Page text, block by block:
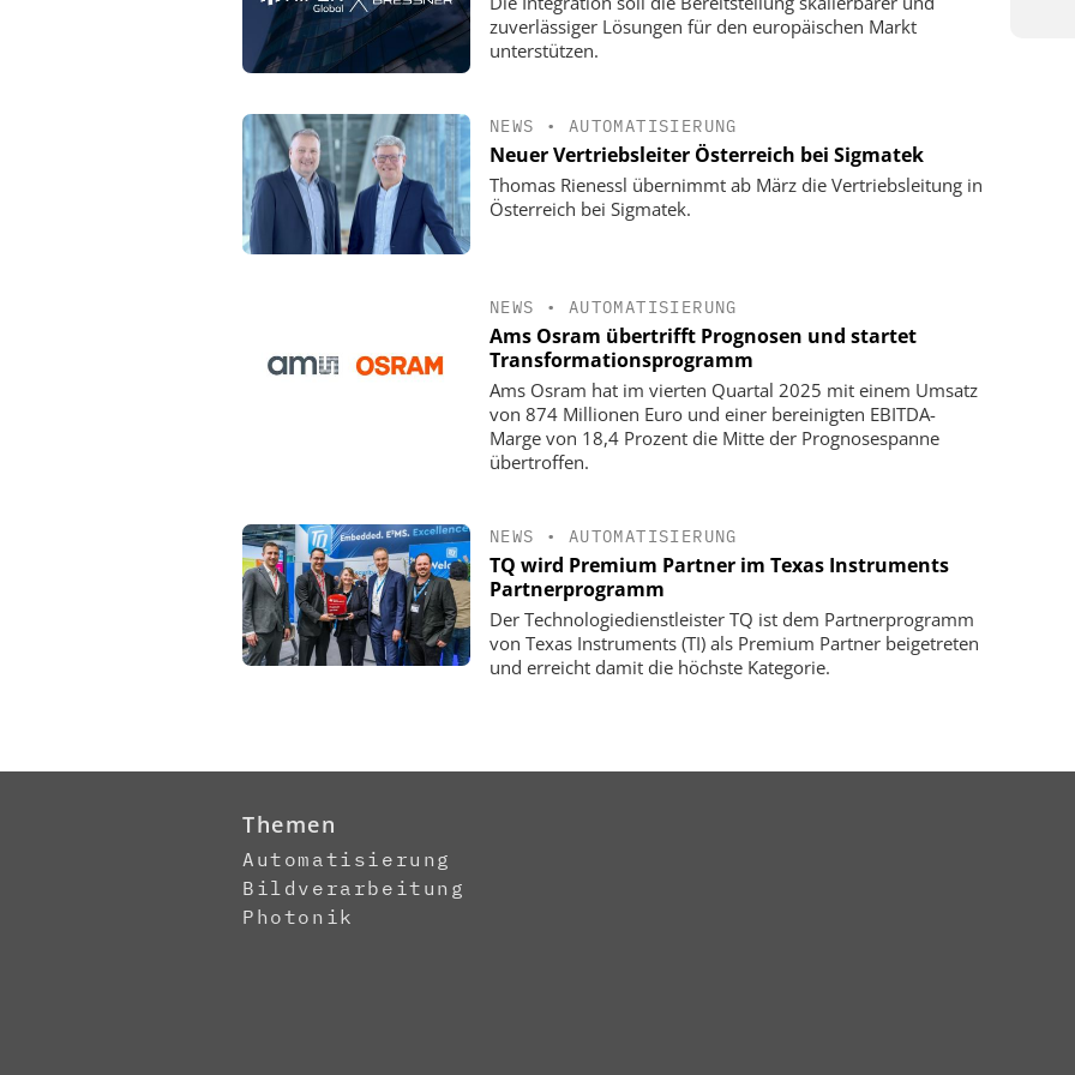
zuverlässiger Lösungen für den europäischen Markt
unterstützen.
NEWS • AUTOMATISIERUNG
Neuer Vertriebsleiter Österreich bei Sigmatek
Thomas Rienessl übernimmt ab März die Vertriebsleitung in
Österreich bei Sigmatek.
NEWS • AUTOMATISIERUNG
Ams Osram übertrifft Prognosen und startet
Transformationsprogramm
Ams Osram hat im vierten Quartal 2025 mit einem Umsatz
von 874 Millionen Euro und einer bereinigten EBITDA-
Marge von 18,4 Prozent die Mitte der Prognosespanne
übertroffen.
NEWS • AUTOMATISIERUNG
TQ wird Premium Partner im Texas Instruments
Partnerprogramm
Der Technologiedienstleister TQ ist dem Partnerprogramm
von Texas Instruments (TI) als Premium Partner beigetreten
und erreicht damit die höchste Kategorie.
Themen
Automatisierung
Bildverarbeitung
Photonik